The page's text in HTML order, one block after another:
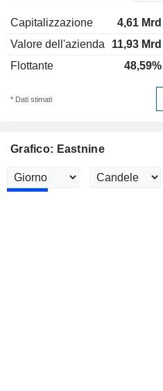
Capitalizzazione 4,61 Mrd
Valore dell'azienda
11,93 Mrd
Flottante
48,59%
* Dati stimati
Grafico: Eastnine